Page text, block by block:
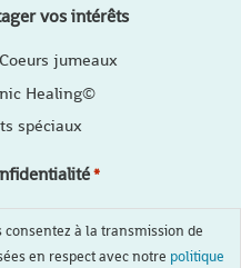
vos intérêts
jumeaux
Healing©
spéciaux
*
à la transmission de
en respect avec notre politique